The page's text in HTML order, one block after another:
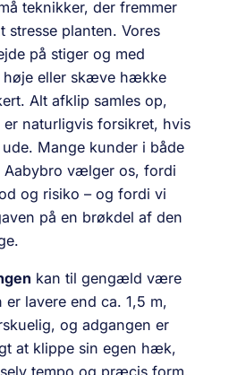
teknikker, der fremmer
planten. Vores
på stiger og med
høje eller skæve hække
Alt afklip samles op,
naturligvis forsikret, hvis
Mange kunder i både
Aabybro vælger os, fordi
og risiko – og fordi vi
på en brøkdel af den
kan til gengæld være
lavere end ca. 1,5 m,
og adgangen er
at klippe sin egen hæk,